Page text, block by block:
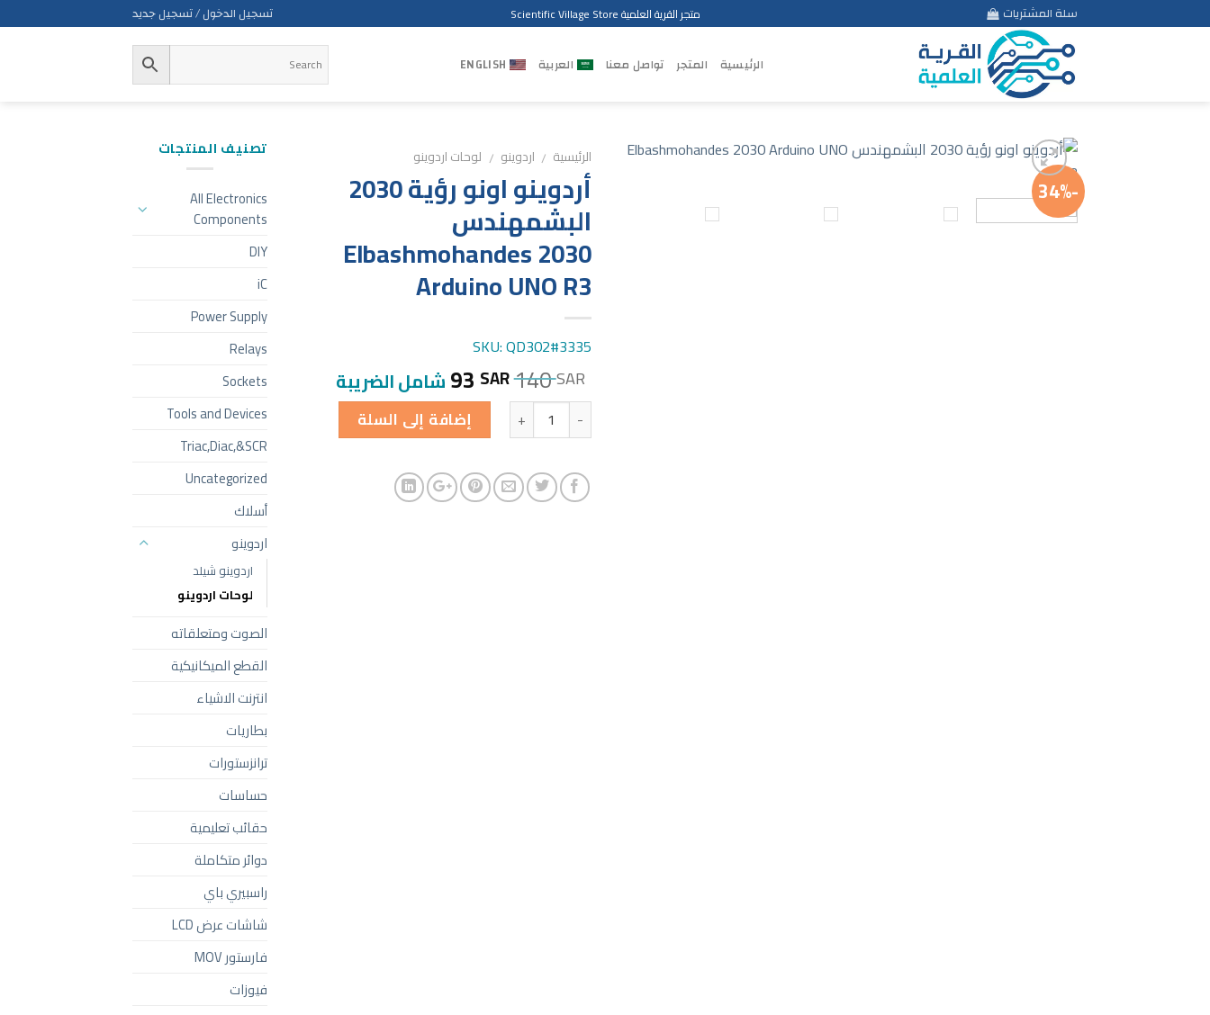
to
سلة المشتريات متجر القرية العلمية Scientific Village Store تسجيل الدخول / تسجيل جديد
الرئيسية المتجر تواصل معنا العربية ENGLISH
-34%
الرئيسية / اردوينو / لوحات اردوينو
أردوينو اونو رؤية 2030
البشمهندس
Elbashmohandes 2030
Arduino UNO R3
SKU: QD302#3335
140SAR
93 SAR شامل الضريبة
الكمية إضافة إلى السلة
تصنيف المنتجات
All Electronics
Components
DIY
iC
Power Supply
Relays
Sockets
Tools and Devices
Triac,Diac,&SCR
Uncategorized
أسلاك
اردوينو
اردوينو شيلد
لوحات اردوينو
الصوت ومتعلقاته
القطع الميكانيكية
انترنت الاشياء
بطاريات
ترانزستورات
حساسات
حقائب تعليمية
دوائر متكاملة
راسبيري باي
شاشات عرض LCD
فارستور MOV
فيوزات